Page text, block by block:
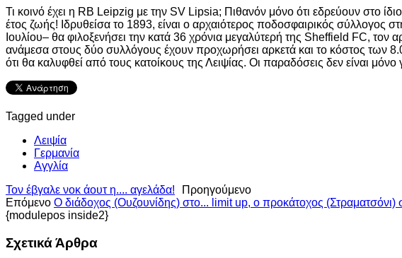
Τι κοινό έχει η RB Leipzig με την SV Lipsia; Πιθανόν μόνο ότι εδρεύουν στο
έτος ζωής! Ιδρυθείσα το 1893, είναι ο αρχαιότερος ποδοσφαιρικός σύλλογος
Ιουλίου– θα φιλοξενήσει την κατά 36 χρόνια μεγαλύτερή της Sheffield FC,
ανάμεσα στους δύο συλλόγους έχουν προχωρήσει αρκετά και το κόστος των
ότι θα καλυφθεί από τους κατοίκους της Λειψίας. Οι παραδόσεις δεν είναι
Tagged under
Λειψία
Γερμανία
Αγγλία
Προηγούμενο
Τον έβγαλε νοκ άουτ η.... αγελάδα!
Επόμενο Ο διάδοχος (Ουζουνίδης) στο... limit up, ο προκάτοχος (Στραματσόνι)
{modulepos inside2}
Σχετικά Άρθρα